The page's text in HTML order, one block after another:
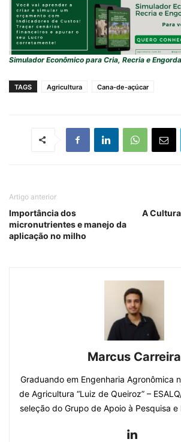
Simulador Econômico para Cria, Recria e
TAGS Agricultura Cana-de-açúcar
Artigo anterior
Importância dos
micronutrientes e manejo da
aplicação no milho
A
Marcus Carreira
Graduando em Engenharia Agronômica
de Agricultura “Luiz de Queiroz” –
seleção do Grupo de Apoio à Pesquisa e